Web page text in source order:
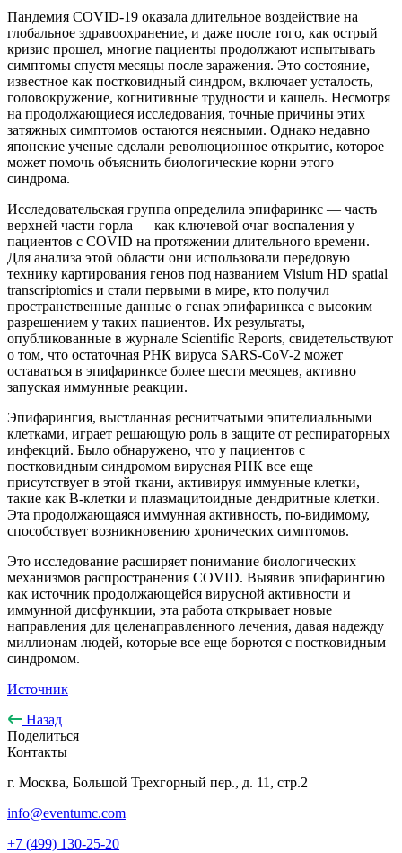
Пандемия COVID-19 оказала длительное воздействие на
глобальное здравоохранение, и даже после того, как острый
кризис прошел, многие пациенты продолжают испытывать
симптомы спустя месяцы после заражения. Это состояние,
известное как постковидный синдром, включает усталость,
головокружение, когнитивные трудности и кашель. Несмотря
на продолжающиеся исследования, точные причины этих
затяжных симптомов остаются неясными. Однако недавно
японские ученые сделали революционное открытие, которое
может помочь объяснить биологические корни этого
синдрома.
Исследовательская группа определила эпифаринкс — часть
верхней части горла — как ключевой очаг воспаления у
пациентов с COVID на протяжении длительного времени.
Для анализа этой области они использовали передовую
технику картирования генов под названием Visium HD spatial
transcriptomics и стали первыми в мире, кто получил
пространственные данные о генах эпифаринкса с высоким
разрешением у таких пациентов. Их результаты,
опубликованные в журнале Scientific Reports, свидетельствуют
о том, что остаточная РНК вируса SARS-CoV-2 может
оставаться в эпифаринксе более шести месяцев, активно
запуская иммунные реакции.
Эпифарингия, выстланная реснитчатыми эпителиальными
клетками, играет решающую роль в защите от респираторных
инфекций. Было обнаружено, что у пациентов с
постковидным синдромом вирусная РНК все еще
присутствует в этой ткани, активируя иммунные клетки,
такие как В-клетки и плазмацитоидные дендритные клетки.
Эта продолжающаяся иммунная активность, по-видимому,
способствует возникновению хронических симптомов.
Это исследование расширяет понимание биологических
механизмов распространения COVID. Выявив эпифарингию
как источник продолжающейся вирусной активности и
иммунной дисфункции, эта работа открывает новые
направления для целенаправленного лечения, давая надежду
миллионам людей, которые все еще борются с постковидным
синдромом.
Источник
Назад
Поделиться
Контакты
г. Москва, Большой Трехгорный пер., д. 11, стр.2
info@eventumc.com
+7 (499) 130-25-20